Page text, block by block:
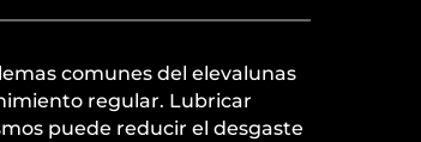
comunes del elevalunas
regular. Lubricar
puede reducir el desgaste